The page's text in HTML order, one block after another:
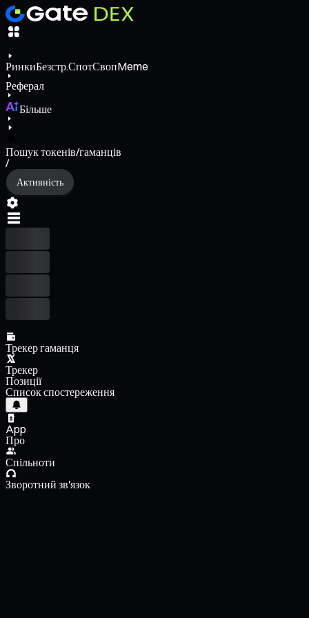
РинкиБезстр.СпотСвопMeme
Реферал
Більше
Пошук токенів/гаманців
/
Активність
Трекер гаманця
Трекер
Позиції
Список спостереження
App
Про
Спільноти
Зворотний зв'язок